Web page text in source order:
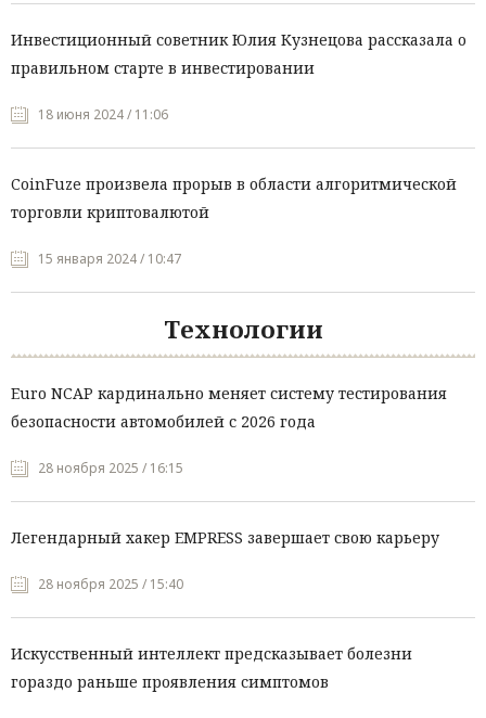
Инвестиционный советник Юлия Кузнецова рассказала о
правильном старте в инвестировании
18 июня 2024 / 11:06
CoinFuze произвела прорыв в области алгоритмической
торговли криптовалютой
15 января 2024 / 10:47
Технологии
Euro NCAP кардинально меняет систему тестирования
безопасности автомобилей с 2026 года
28 ноября 2025 / 16:15
Легендарный хакер EMPRESS завершает свою карьеру
28 ноября 2025 / 15:40
Искусственный интеллект предсказывает болезни
гораздо раньше проявления симптомов